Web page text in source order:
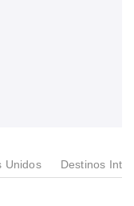
Unidos Destinos